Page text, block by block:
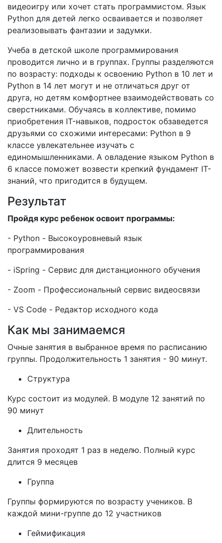
видеоигру или хочет стать программистом. Язык
Python для детей легко осваивается и позволяет
реализовывать фантазии и задумки.
Учеба в детской школе программирования
проводится лично и в группах. Группы разделяются
по возрасту: подходы к освоению Python в 10 лет и
Python в 14 лет могут и не отличаться друг от
друга, но детям комфортнее взаимодействовать со
сверстниками. Обучаясь в коллективе, помимо
приобретения IT-навыков, подросток обзаведется
друзьями со схожими интересами: Python в 9
классе увлекательнее изучать с
единомышленниками. А овладение языком Python в
6 классе поможет возвести крепкий фундамент IT-
знаний, что пригодится в будущем.
Результат
Пройдя курс ребенок освоит программы:
- Python - Высокоуровневый язык
программирования
- iSpring - Сервис для дистанционного обучения
- Zoom - Профессиональный сервис видеосвязи
- VS Code - Редактор исходного кода
Как мы занимаемся
Очные занятия в выбранное время по расписанию
группы. Продолжительность 1 занятия - 90 минут.
Структура
Курс состоит из модулей. В модуле 12 занятий по
90 минут
Длительность
Занятия проходят 1 раз в неделю. Полный курс
длится 9 месяцев
Группа
Группы формируются по возрасту учеников. В
каждой мини-группе до 12 участников
Геймификация